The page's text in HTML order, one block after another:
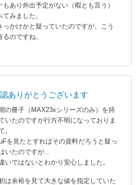
もあり外出予定がない（暇とも言う）
みました。
っかけかと疑っていたのですが、こう
のですね。
ありがとうございます
の冊子（MAX23xシリーズのみ）を持
いたのですが行方不明になっておりま
。
を見たとすればその資料だろうと疑っ
いたのですが...
いではないとわかり安心しました。
は余裕を見て大きな値を指定していた